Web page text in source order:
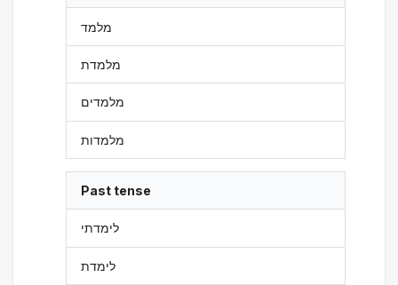
מלמד
מלמדת
מלמדים
מלמדות
Past tense
לימדתי
לימדת